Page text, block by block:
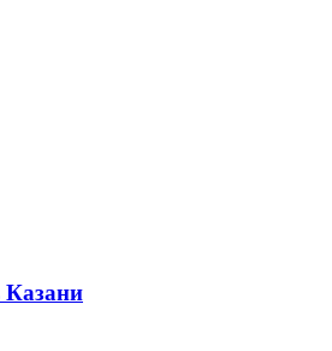
Казани